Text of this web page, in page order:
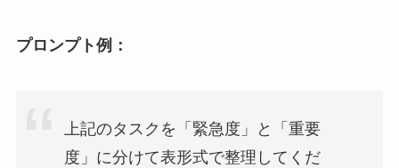
プロンプト例：
上記のタスクを「緊急度」と「重要
度」に分けて表形式で整理してくだ